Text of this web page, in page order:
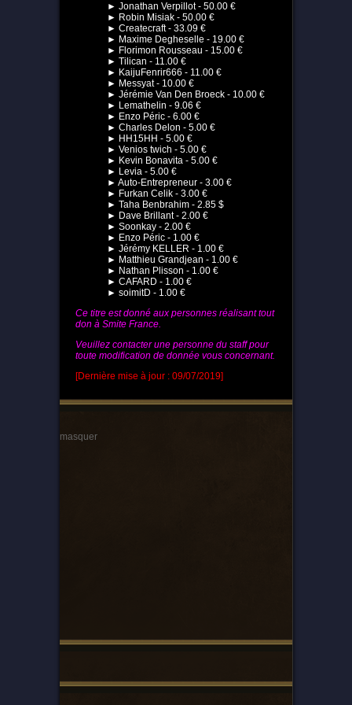
► Jonathan Verpillot - 50.00 €
► Robin Misiak - 50.00 €
► Createcraft - 33.09 €
► Maxime Degheselle - 19.00 €
► Florimon Rousseau - 15.00 €
► Tilican - 11.00 €
► KaijuFenrir666 - 11.00 €
► Messyat - 10.00 €
► Jérémie Van Den Broeck - 10.00 €
► Lemathelin - 9.06 €
► Enzo Péric - 6.00 €
► Charles Delon - 5.00 €
► HH15HH - 5.00 €
► Venios twich - 5.00 €
► Kevin Bonavita - 5.00 €
► Levia - 5.00 €
► Auto-Entrepreneur - 3.00 €
► Furkan Celik - 3.00 €
► Taha Benbrahim - 2.85 $
► Dave Brillant - 2.00 €
► Soonkay - 2.00 €
► Enzo Péric - 1.00 €
► Jérémy KELLER - 1.00 €
► Matthieu Grandjean - 1.00 €
► Nathan Plisson - 1.00 €
► CAFARD - 1.00 €
► soimitD - 1.00 €
Ce titre est donné aux personnes réalisant tout
don à Smite France.
Veuillez contacter une personne du staff pour
toute modification de donnée vous concernant.
[Dernière mise à jour : 09/07/2019]
masquer